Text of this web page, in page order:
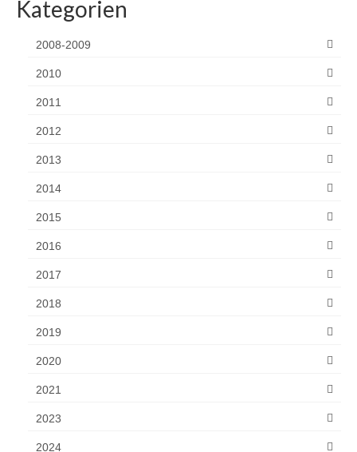
Kategorien
2008-2009
2010
2011
2012
2013
2014
2015
2016
2017
2018
2019
2020
2021
2023
2024